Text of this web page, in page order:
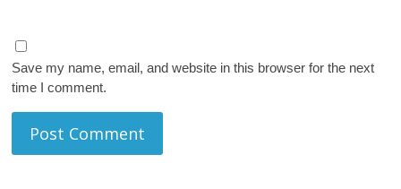
Save my name, email, and website in this browser for the next
time I comment.